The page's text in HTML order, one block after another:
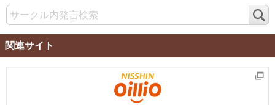
関連サイト